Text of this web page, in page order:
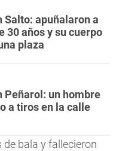
Salto: apuñalaron a
30 años y su cuerpo
plaza
Peñarol: un hombre
a tiros en la calle
bala y fallecieron